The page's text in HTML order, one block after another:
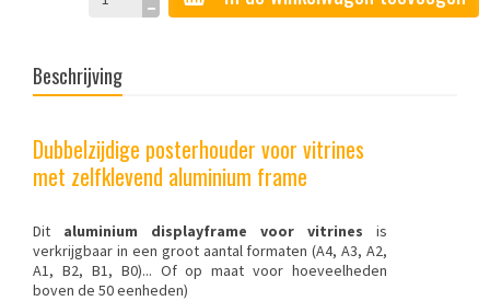
Beschrijving
Dubbelzijdige posterhouder voor vitrines
met zelfklevend aluminium frame
Dit aluminium displayframe voor vitrines is
verkrijgbaar in een groot aantal formaten (A4, A3, A2,
A1, B2, B1, B0)... Of op maat voor hoeveelheden
boven de 50 eenheden)